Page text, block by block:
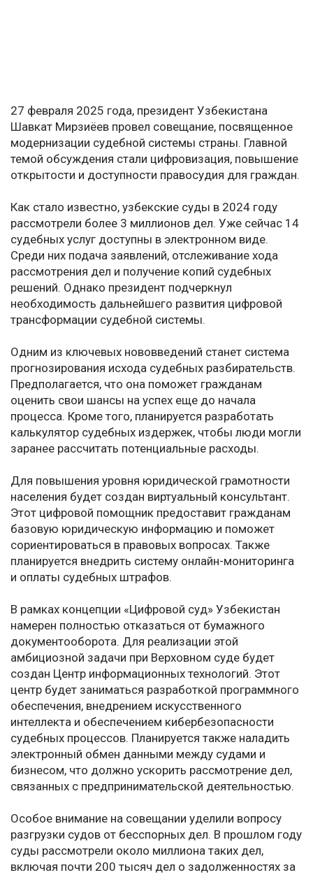
27 февраля 2025 года, президент Узбекистана
Шавкат Мирзиёев провел совещание, посвященное
модернизации судебной системы страны. Главной
темой обсуждения стали цифровизация, повышение
открытости и доступности правосудия для граждан.
Как стало известно, узбекские суды в 2024 году
рассмотрели более 3 миллионов дел. Уже сейчас 14
судебных услуг доступны в электронном виде.
Среди них подача заявлений, отслеживание хода
рассмотрения дел и получение копий судебных
решений. Однако президент подчеркнул
необходимость дальнейшего развития цифровой
трансформации судебной системы.
Одним из ключевых нововведений станет система
прогнозирования исхода судебных разбирательств.
Предполагается, что она поможет гражданам
оценить свои шансы на успех еще до начала
процесса. Кроме того, планируется разработать
калькулятор судебных издержек, чтобы люди могли
заранее рассчитать потенциальные расходы.
Для повышения уровня юридической грамотности
населения будет создан виртуальный консультант.
Этот цифровой помощник предоставит гражданам
базовую юридическую информацию и поможет
сориентироваться в правовых вопросах. Также
планируется внедрить систему онлайн-мониторинга
и оплаты судебных штрафов.
В рамках концепции «Цифровой суд» Узбекистан
намерен полностью отказаться от бумажного
документооборота. Для реализации этой
амбициозной задачи при Верховном суде будет
создан Центр информационных технологий. Этот
центр будет заниматься разработкой программного
обеспечения, внедрением искусственного
интеллекта и обеспечением кибербезопасности
судебных процессов. Планируется также наладить
электронный обмен данными между судами и
бизнесом, что должно ускорить рассмотрение дел,
связанных с предпринимательской деятельностью.
Особое внимание на совещании уделили вопросу
разгрузки судов от бесспорных дел. В прошлом году
суды рассмотрели около миллиона таких дел,
включая почти 200 тысяч дел о задолженностях за